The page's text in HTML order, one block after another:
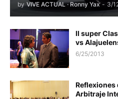
by VIVE ACTUAL · Ronny Yax - 3/
II super
vs
6/25/2013
Reflexiones
Arbitraje